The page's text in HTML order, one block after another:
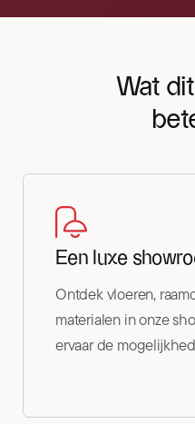
Wat
Een luxe
Ontdek vloeren,
materialen in onze
ervaar de